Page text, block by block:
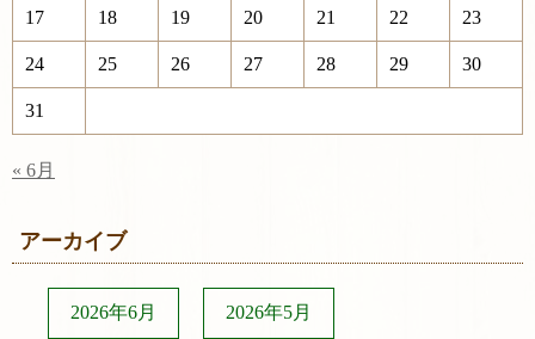
17 18 19 20 21 22 23
24 25 26 27 28 29 30
31
« 6月
アーカイブ
2026年6月 2026年5月